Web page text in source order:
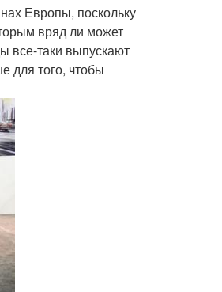
Европы, поскольку
вряд ли может
все-таки выпускают
для того, чтобы